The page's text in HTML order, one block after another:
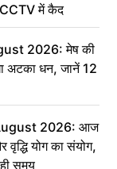
में कैद
2026: मेष की
अटका धन, जानें 12
2026: आज
वृद्धि योग का संयोग,
समय